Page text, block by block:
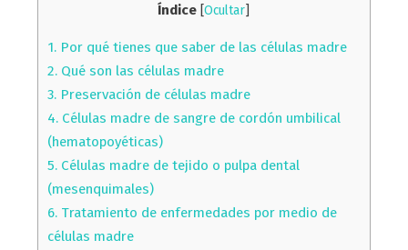
Índice [Ocultar]
1.Por qué tienes que saber de las células madre
2.Qué son las células madre
3.Preservación de células madre
4.Células madre de sangre de cordón umbilical
(hematopoyéticas)
5.Células madre de tejido o pulpa dental
(mesenquimales)
6.Tratamiento de enfermedades por medio de
células madre